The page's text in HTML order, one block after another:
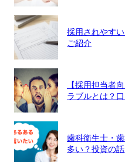
採用されやす
ご紹介
【採用担当者
ラブルとは？
歯科衛生士・
多い？投資の